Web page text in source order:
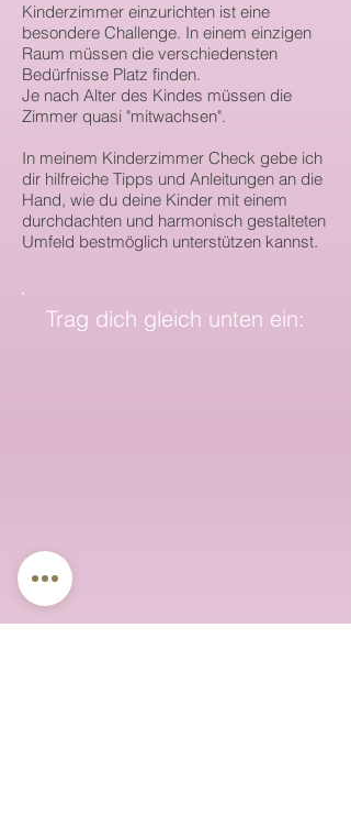
Kinderzimmer einzurichten ist eine
besondere Challenge. In einem einzigen
Raum müssen die verschiedensten
Bedürfnisse Platz finden.
Je nach Alter des Kindes müssen die
Zimmer quasi "mitwachsen".
In meinem Kinderzimmer Check gebe ich
dir hilfreiche Tipps und Anleitungen an die
Hand, wie du deine Kinder mit einem
durchdachten und harmonisch gestalteten
Umfeld bestmöglich unterstützen kannst.
Trag dich gleich unten ein: